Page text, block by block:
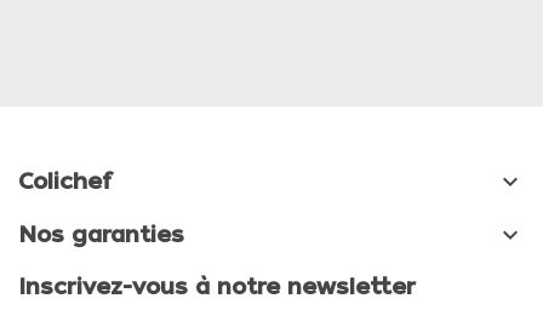
Colichef 
Nos garanties 
Inscrivez-vous à notre newsletter